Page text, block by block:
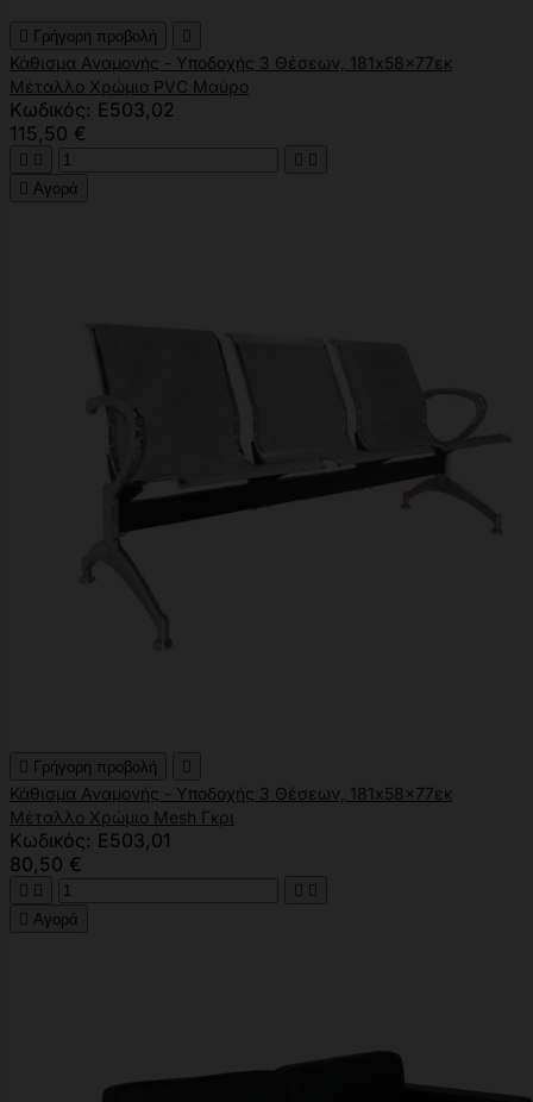
 Γρήγορη προβολή 
Κάθισμα Αναμονής - Υποδοχής 3 Θέσεων, 181x58x77εκ
Μέταλλο Χρώμιο PVC Μαύρο
Κωδικός: Ε503,02
115,50 €
   
 Αγορά
 Γρήγορη προβολή 
Κάθισμα Αναμονής - Υποδοχής 3 Θέσεων, 181x58x77εκ
Μέταλλο Χρώμιο Mesh Γκρι
Κωδικός: Ε503,01
80,50 €
   
 Αγορά